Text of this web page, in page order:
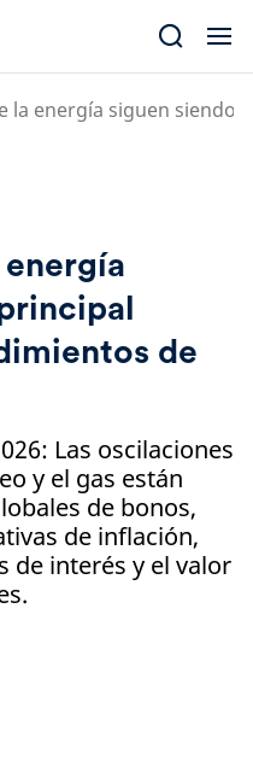
la energía siguen
de
Las oscilaciones
y el gas están
de bonos,
de inflación,
de interés y el valor